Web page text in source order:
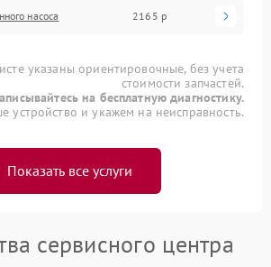
насоса 2165 р
указаны ориентировочные, без учета
стоимости запчастей.
на бесплатную диагностику.
устройство и укажем на неисправность.
Показать все услуги
сервисного центра